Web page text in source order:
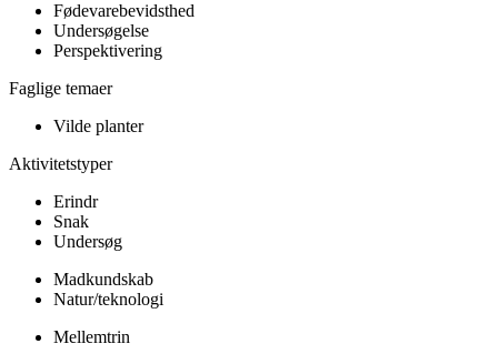
Fødevarebevidsthed
Undersøgelse
Perspektivering
Faglige temaer
Vilde planter
Aktivitetstyper
Erindr
Snak
Undersøg
Madkundskab
Natur/teknologi
Mellemtrin